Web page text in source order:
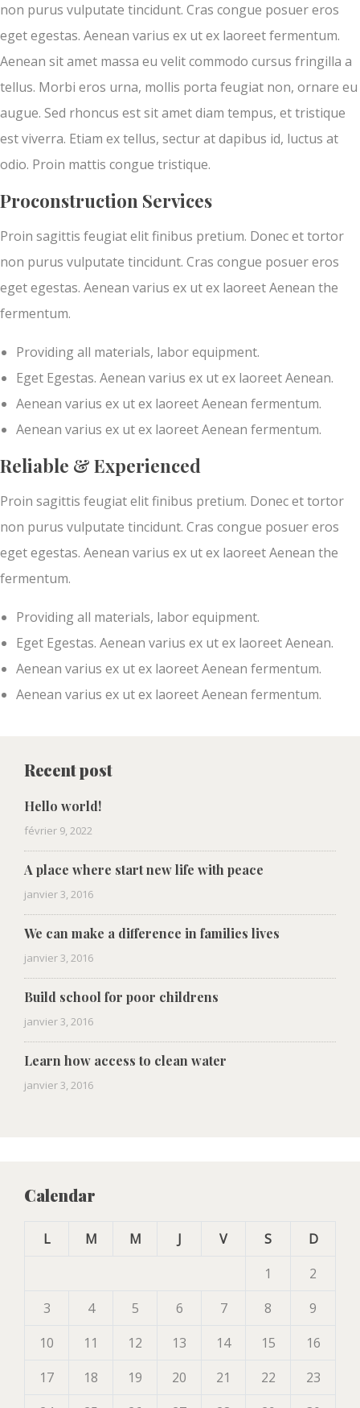
non purus vulputate tincidunt. Cras congue posuer eros
eget egestas. Aenean varius ex ut ex laoreet fermentum.
Aenean sit amet massa eu velit commodo cursus fringilla a
tellus. Morbi eros urna, mollis porta feugiat non, ornare eu
augue. Sed rhoncus est sit amet diam tempus, et tristique
est viverra. Etiam ex tellus, sectur at dapibus id, luctus at
odio. Proin mattis congue tristique.
Proconstruction Services
Proin sagittis feugiat elit finibus pretium. Donec et tortor
non purus vulputate tincidunt. Cras congue posuer eros
eget egestas. Aenean varius ex ut ex laoreet Aenean the
fermentum.
Providing all materials, labor equipment.
Eget Egestas. Aenean varius ex ut ex laoreet Aenean.
Aenean varius ex ut ex laoreet Aenean fermentum.
Aenean varius ex ut ex laoreet Aenean fermentum.
Reliable & Experienced
Proin sagittis feugiat elit finibus pretium. Donec et tortor
non purus vulputate tincidunt. Cras congue posuer eros
eget egestas. Aenean varius ex ut ex laoreet Aenean the
fermentum.
Providing all materials, labor equipment.
Eget Egestas. Aenean varius ex ut ex laoreet Aenean.
Aenean varius ex ut ex laoreet Aenean fermentum.
Aenean varius ex ut ex laoreet Aenean fermentum.
Recent post
Hello world!
février 9, 2022
A place where start new life with peace
janvier 3, 2016
We can make a difference in families lives
janvier 3, 2016
Build school for poor childrens
janvier 3, 2016
Learn how access to clean water
janvier 3, 2016
Calendar
L M M J V S
D
1
2
3
4 5 6 7 8
9
10
11 12 13 14 15
16
17
18 19 20 21 22
23